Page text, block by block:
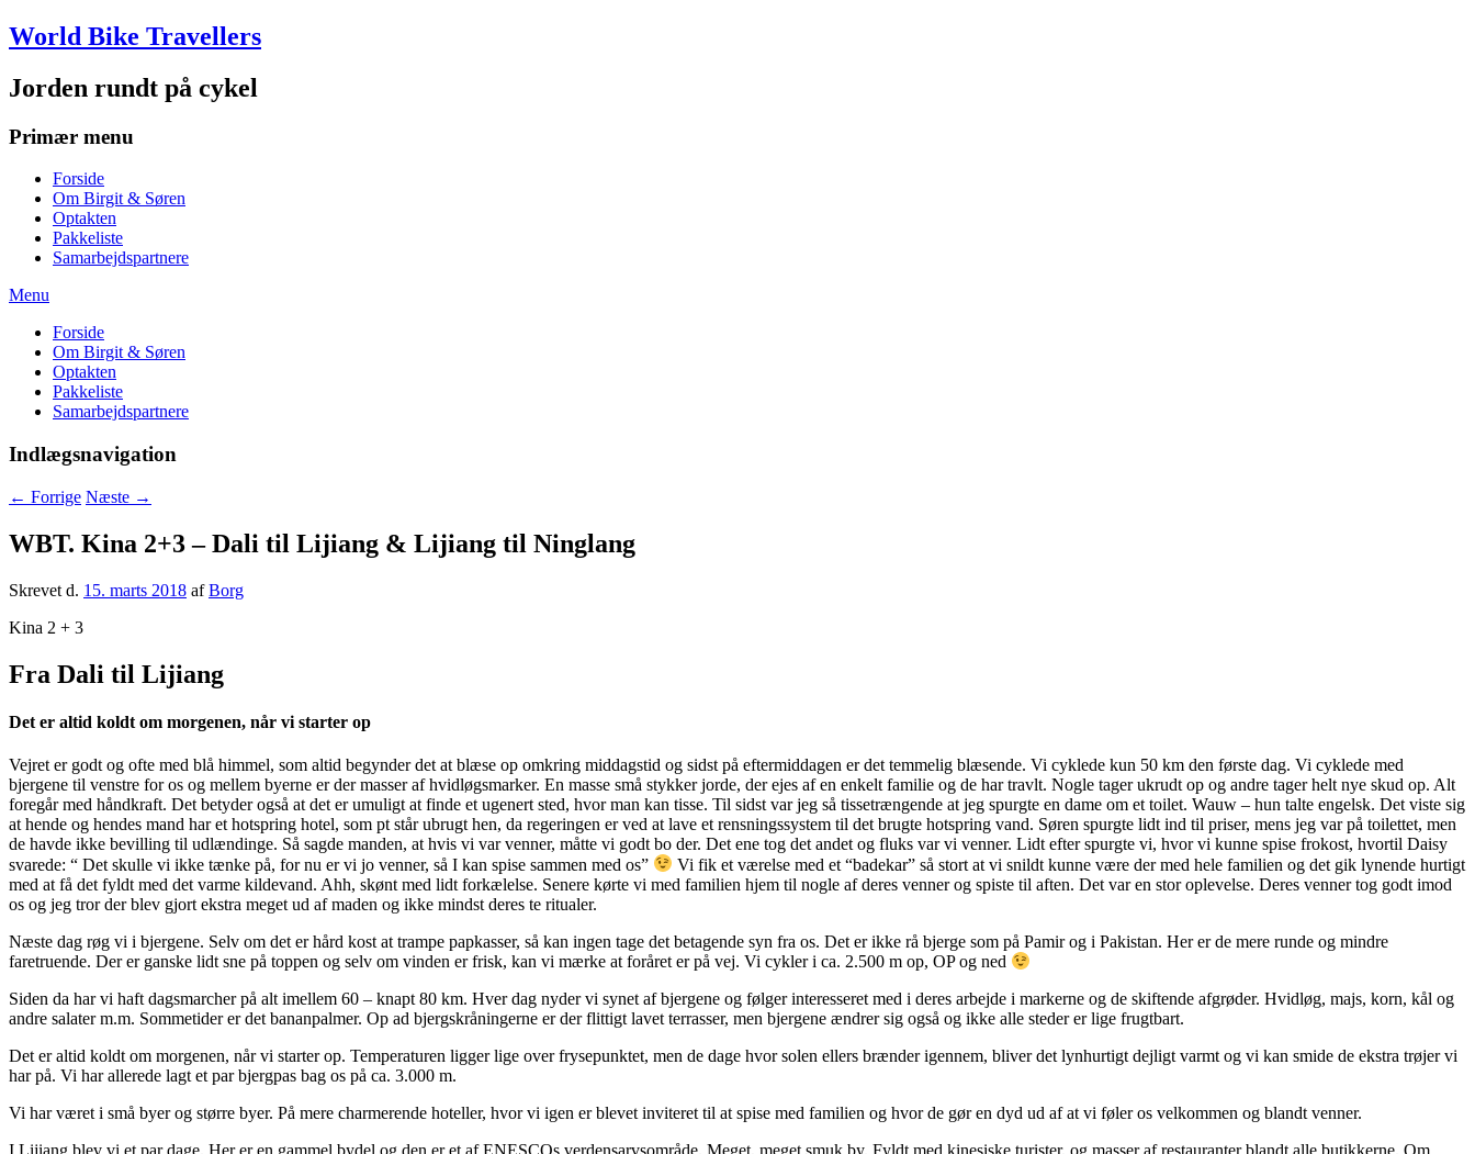
Skip
to
World Bike Travellers
Jorden rundt på cykel
Primær menu
Forside
Om Birgit & Søren
Optakten
Pakkeliste
Samarbejdspartnere
Menu
Forside
Om Birgit & Søren
Optakten
Pakkeliste
Samarbejdspartnere
Indlægsnavigation
← Forrige Næste →
WBT. Kina 2+3 – Dali til Lijiang & Lijiang til Ninglang
Skrevet d. 15. marts 2018 afBorg
Kina 2 + 3
Fra Dali til Lijiang
Det er altid koldt om morgenen, når vi starter op
Vejret er godt og ofte med blå himmel, som altid begynder det at blæse op omkring middagstid og sidst på eftermiddagen er det temmelig blæsende. Vi cyklede kun 50 km den første dag. Vi cyklede med
bjergene til venstre for os og mellem byerne er der masser af hvidløgsmarker. En masse små stykker jorde, der ejes af en enkelt familie og de har travlt. Nogle tager ukrudt op og andre tager helt nye skud op. Alt
foregår med håndkraft. Det betyder også at det er umuligt at finde et ugenert sted, hvor man kan tisse. Til sidst var jeg så tissetrængende at jeg spurgte en dame om et toilet. Wauw – hun talte engelsk. Det viste sig
at hende og hendes mand har et hotspring hotel, som pt står ubrugt hen, da regeringen er ved at lave et rensningssystem til det brugte hotspring vand. Søren spurgte lidt ind til priser, mens jeg var på toilettet, men
de havde ikke bevilling til udlændinge. Så sagde manden, at hvis vi var venner, måtte vi godt bo der. Det ene tog det andet og fluks var vi venner. Lidt efter spurgte vi, hvor vi kunne spise frokost, hvortil Daisy
svarede: “ Det skulle vi ikke tænke på, for nu er vi jo venner, så I kan spise sammen med os”
Vi fik et værelse med et “badekar” så stort at vi snildt kunne være der med hele familien og det gik lynende hurtigt
med at få det fyldt med det varme kildevand. Ahh, skønt med lidt forkælelse. Senere kørte vi med familien hjem til nogle af deres venner og spiste til aften. Det var en stor oplevelse. Deres venner tog godt imod
os og jeg tror der blev gjort ekstra meget ud af maden og ikke mindst deres te ritualer.
Næste dag røg vi i bjergene. Selv om det er hård kost at trampe papkasser, så kan ingen tage det betagende syn fra os. Det er ikke rå bjerge som på Pamir og i Pakistan. Her er de mere runde og mindre
faretruende. Der er ganske lidt sne på toppen og selv om vinden er frisk, kan vi mærke at foråret er på vej. Vi cykler i ca. 2.500 m op, OP og ned
Siden da har vi haft dagsmarcher på alt imellem 60 – knapt 80 km. Hver dag nyder vi synet af bjergene og følger interesseret med i deres arbejde i markerne og de skiftende afgrøder. Hvidløg, majs, korn, kål og
andre salater m.m. Sommetider er det bananpalmer. Op ad bjergskråningerne er der flittigt lavet terrasser, men bjergene ændrer sig også og ikke alle steder er lige frugtbart.
Det er altid koldt om morgenen, når vi starter op. Temperaturen ligger lige over frysepunktet, men de dage hvor solen ellers brænder igennem, bliver det lynhurtigt dejligt varmt og vi kan smide de ekstra trøjer vi
har på. Vi har allerede lagt et par bjergpas bag os på ca. 3.000 m.
Vi har været i små byer og større byer. På mere charmerende hoteller, hvor vi igen er blevet inviteret til at spise med familien og hvor de gør en dyd ud af at vi føler os velkommen og blandt venner.
I Lijiang blev vi et par dage. Her er en gammel bydel og den er et af ENESCOs verdensarvsområde. Meget, meget smuk by. Fyldt med kinesiske turister, og masser af restauranter blandt alle butikkerne. Om